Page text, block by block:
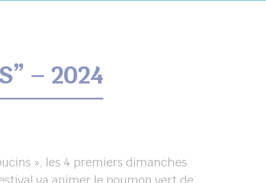
– 2024
», les 4 premiers dimanches